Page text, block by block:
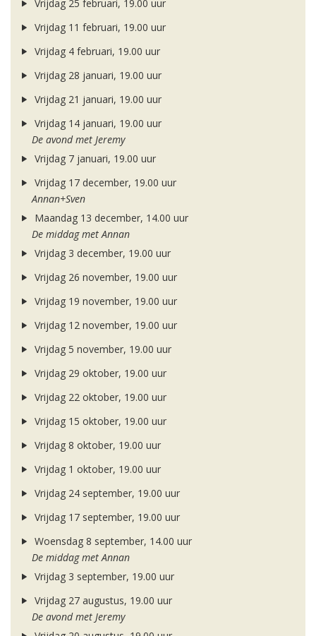
Vrijdag 25 februari, 19.00 uur
Vrijdag 11 februari, 19.00 uur
Vrijdag 4 februari, 19.00 uur
Vrijdag 28 januari, 19.00 uur
Vrijdag 21 januari, 19.00 uur
Vrijdag 14 januari, 19.00 uur
De avond met Jeremy
Vrijdag 7 januari, 19.00 uur
Vrijdag 17 december, 19.00 uur
Annan+Sven
Maandag 13 december, 14.00 uur
De middag met Annan
Vrijdag 3 december, 19.00 uur
Vrijdag 26 november, 19.00 uur
Vrijdag 19 november, 19.00 uur
Vrijdag 12 november, 19.00 uur
Vrijdag 5 november, 19.00 uur
Vrijdag 29 oktober, 19.00 uur
Vrijdag 22 oktober, 19.00 uur
Vrijdag 15 oktober, 19.00 uur
Vrijdag 8 oktober, 19.00 uur
Vrijdag 1 oktober, 19.00 uur
Vrijdag 24 september, 19.00 uur
Vrijdag 17 september, 19.00 uur
Woensdag 8 september, 14.00 uur
De middag met Annan
Vrijdag 3 september, 19.00 uur
Vrijdag 27 augustus, 19.00 uur
De avond met Jeremy